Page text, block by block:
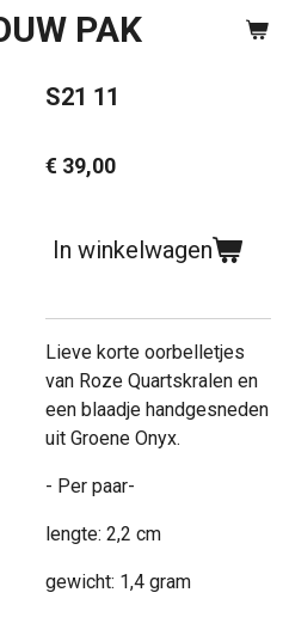
PAK
S21 11
€ 39,00
In winkelwagen
Lieve korte oorbelletjes
van Roze Quartskralen en
een blaadje handgesneden
uit Groene Onyx.
- Per paar-
lengte: 2,2 cm
gewicht: 1,4 gram